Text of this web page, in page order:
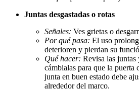
Juntas desgastadas o rotas
Señales: Ves grietas o
Por qué pasa: El uso
deterioren y pierdan su
Qué hacer: Revisa las juntas
cámbialas para que la puerta
junta en buen estado debe
alrededor del marco.